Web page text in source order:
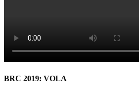
BRC 2019: VOLA